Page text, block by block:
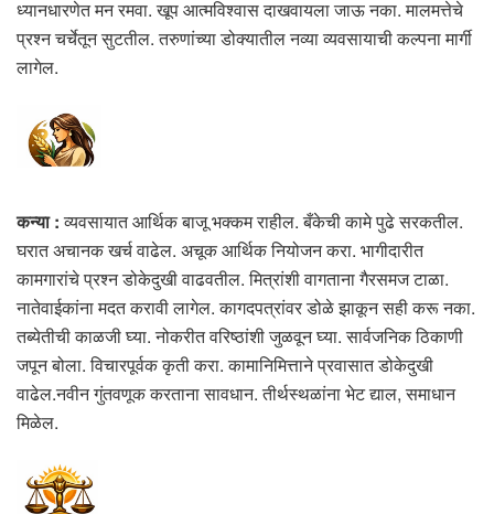
ध्यानधारणेत मन रमवा. खूप आत्मविश्वास दाखवायला जाऊ नका. मालमत्तेचे
प्रश्न चर्चेतून सुटतील. तरुणांच्या डोक्यातील नव्या व्यवसायाची कल्पना मार्गी
लागेल.
कन्या :व्यवसायात आर्थिक बाजू भक्कम राहील. बँकेची कामे पुढे सरकतील.
घरात अचानक खर्च वाढेल. अचूक आर्थिक नियोजन करा. भागीदारीत
कामगारांचे प्रश्न डोकेदुखी वाढवतील. मित्रांशी वागताना गैरसमज टाळा.
नातेवाईकांना मदत करावी लागेल. कागदपत्रांवर डोळे झाकून सही करू नका.
तब्येतीची काळजी घ्या. नोकरीत वरिष्ठांशी जुळवून घ्या. सार्वजनिक ठिकाणी
जपून बोला. विचारपूर्वक कृती करा. कामानिमित्ताने प्रवासात डोकेदुखी
वाढेल.नवीन गुंतवणूक करताना सावधान. तीर्थस्थळांना भेट द्याल, समाधान
मिळेल.